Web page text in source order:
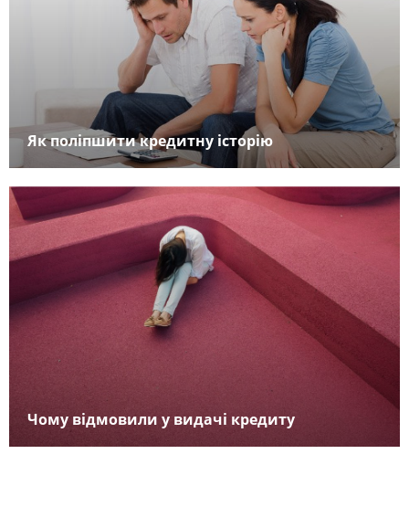
Як поліпшити кредитну історію
Чому відмовили у видачі кредиту